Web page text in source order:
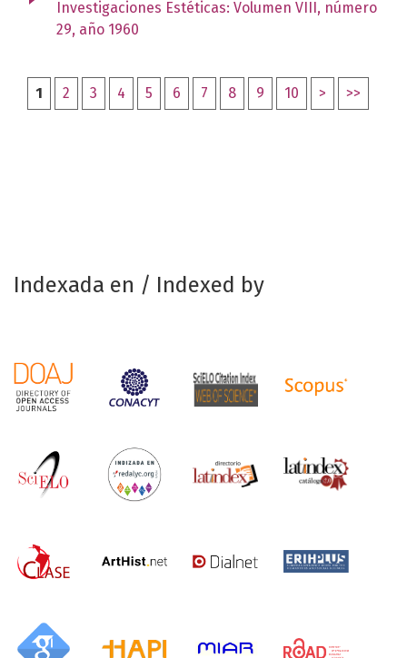
Investigaciones Estéticas: Volumen VIII, número
29, año 1960
1 2 3 4 5 6 7 8 9 10 > >>
Indexada en / Indexed by